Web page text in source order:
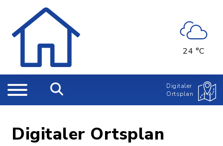
24 °C
Digitaler
Ortsplan
Digitaler Ortsplan